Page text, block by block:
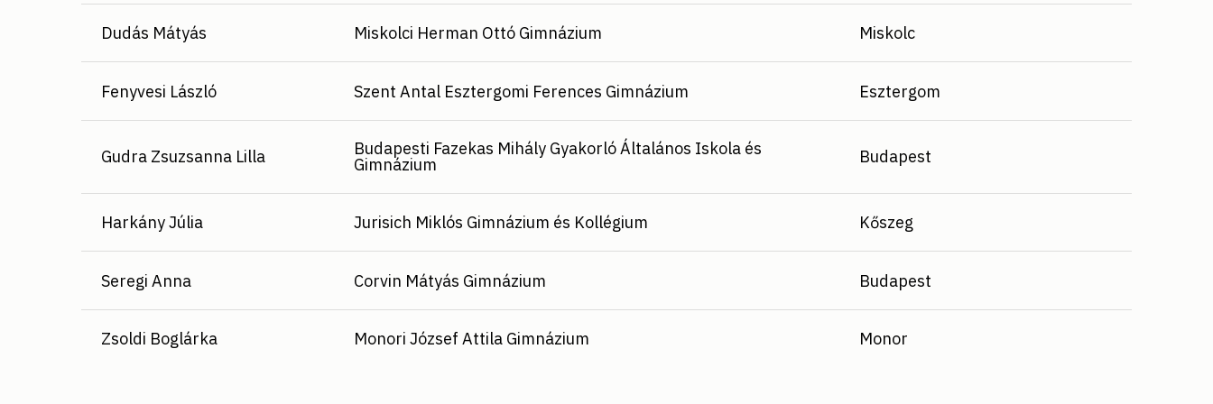
Dudás Mátyás Miskolci Herman Ottó Gimnázium Miskolc
Fenyvesi László Szent Antal Esztergomi Ferences Gimnázium Esztergom
Gudra Zsuzsanna Lilla Budapesti Fazekas Mihály Gyakorló Általános Iskola és
Gimnázium Budapest
Harkány Júlia Jurisich Miklós Gimnázium és Kollégium Kőszeg
Seregi Anna Corvin Mátyás Gimnázium Budapest
Zsoldi Boglárka Monori József Attila Gimnázium Monor